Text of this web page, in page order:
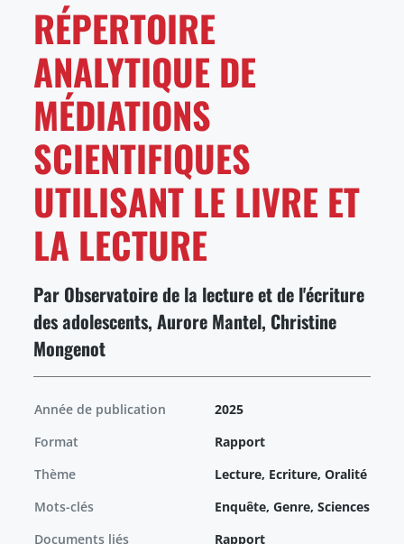
RÉPERTOIRE
ANALYTIQUE DE
MÉDIATIONS
SCIENTIFIQUES
UTILISANT LE LIVRE ET
LA LECTURE
Par Observatoire de la lecture et de l'écriture
des adolescents, Aurore Mantel, Christine
Mongenot
Année de publication
2025
Format
Rapport
Thème
Lecture, Ecriture, Oralité
Mots-clés
Enquête, Genre, Sciences
Documents liés
Rapport